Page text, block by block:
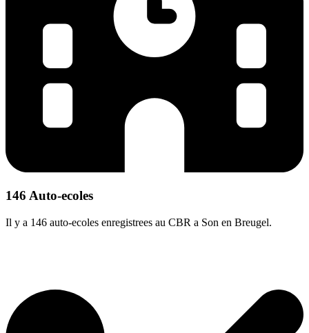
146 Auto-ecoles
Il y a 146 auto-ecoles enregistrees au CBR a Son en Breugel.